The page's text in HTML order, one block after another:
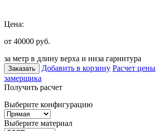
Цена:
от 40000 руб.
за метр в длину верха и низа гарнитура
Заказать Добавить в корзину Расчет цены
замерщика
Получить расчет
Выберите конфигурацию
Выберите материал